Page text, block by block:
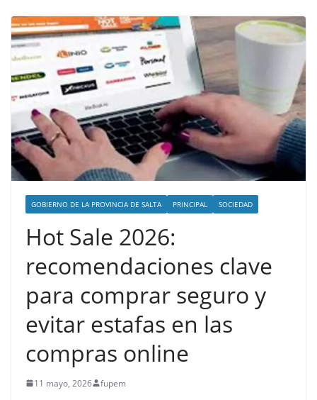
GOBIERNO DE LA PROVINCIA DE SALTA PRINCIPAL SOCIEDAD
Hot Sale 2026:
recomendaciones clave
para comprar seguro y
evitar estafas en las
compras online
11 mayo, 2026 fupem